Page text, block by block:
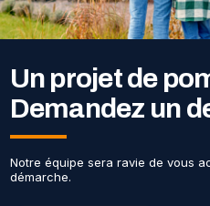
Un projet de
Demandez un
Notre équipe sera ravie de vous
démarche.